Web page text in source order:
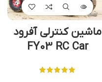
ماشین کنترلی آفرود
FY03 RC Car